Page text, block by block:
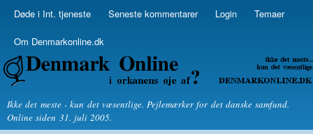
Skip to
Secondary menu
Døde i Int. tjeneste Seneste kommentarer Login Temaer
Om Denmarkonline.dk
Denmarkonline.dk - blognyheder om politik
Ikke det meste - kun det væsentlige. Pejlemærker for det danske samfund.
Online siden 31. juli 2005.